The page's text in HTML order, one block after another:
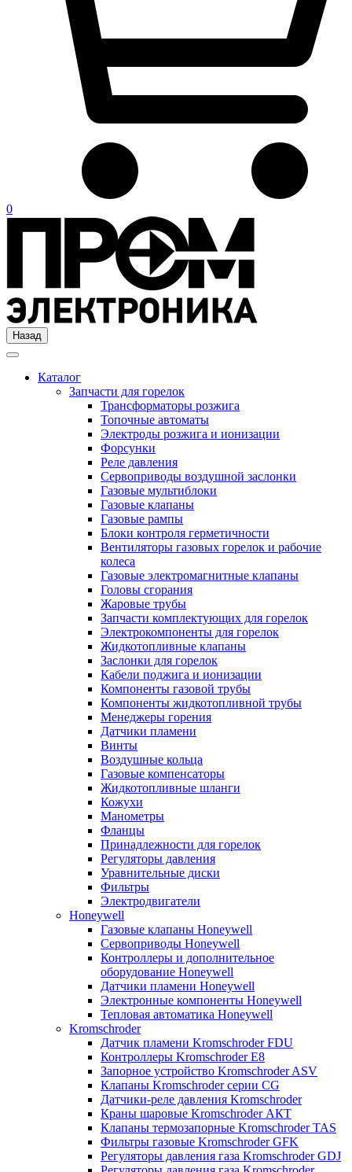
0
Назад
Каталог
Запчасти для горелок
Трансформаторы розжига
Топочные автоматы
Электроды розжига и ионизации
Форсунки
Реле давления
Сервоприводы воздушной заслонки
Газовые мультиблоки
Газовые клапаны
Газовые рампы
Блоки контроля герметичности
Вентиляторы газовых горелок и рабочие
колеса
Газовые электромагнитные клапаны
Головы сгорания
Жаровые трубы
Запчасти комплектующих для горелок
Электрокомпоненты для горелок
Жидкотопливные клапаны
Заслонки для горелок
Кабели поджига и ионизации
Компоненты газовой трубы
Компоненты жидкотопливной трубы
Менеджеры горения
Датчики пламени
Винты
Воздушные кольца
Газовые компенсаторы
Жидкотопливные шланги
Кожухи
Манометры
Фланцы
Принадлежности для горелок
Регуляторы давления
Уравнительные диски
Фильтры
Электродвигатели
Honeywell
Газовые клапаны Honeywell
Сервоприводы Honeywell
Контроллеры и дополнительное
оборудование Honeywell
Датчики пламени Honeywell
Электронные компоненты Honeywell
Тепловая автоматика Honeywell
Kromschroder
Датчик пламени Kromschroder FDU
Контроллеры Kromschroder E8
Запорное устройство Kromschroder ASV
Клапаны Kromschroder серии CG
Датчики-реле давления Kromschroder
Краны шаровые Kromschroder АКТ
Клапаны термозапорные Kromschroder TAS
Фильтры газовые Kromschroder GFK
Регуляторы давления газа Kromschroder GDJ